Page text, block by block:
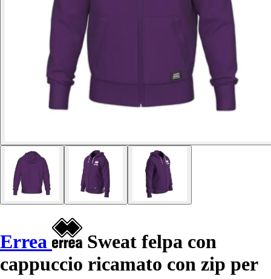
Errea
Sweat felpa con
cappuccio ricamato con zip per